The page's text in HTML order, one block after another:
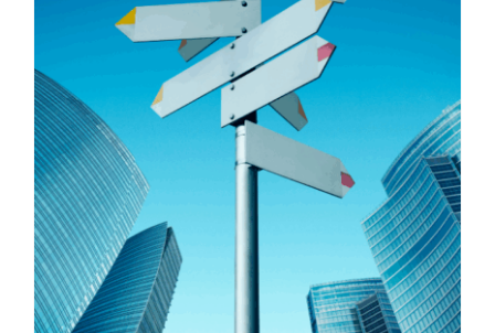
J’aurais voulu faire ci,
j’aurais voulu faire ça • site
boosté pour orienter les ados